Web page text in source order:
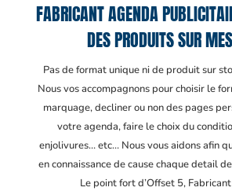
FABRICANT AGENDA
DES PRODUITS SUR
Pas de format unique ni de produit sur
Nous vos accompagnons pour choisir le
marquage, decliner ou non des pages
votre agenda, faire le choix du
enjolivures… etc… Nous vous aidons afin
en connaissance de cause chaque detail
Le point fort d’Offset 5,